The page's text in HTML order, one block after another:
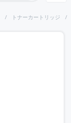
トナーカートリッジ